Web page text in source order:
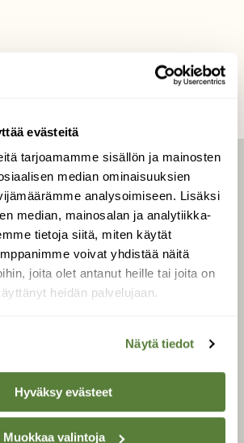
evästeitä
tarjoamamme sisällön ja mainosten
median ominaisuuksien
analysoimiseen. Lisäksi
median, mainosalan ja analytiikka-
tietoja siitä, miten käytät
voivat yhdistää näitä
joita olet antanut heille tai joita on
heidän palvelujaan.
Näytä tiedot
Hyväksy evästeet
Muokkaa valintoja
LEHTI
Uusin lehti
Tilaa Suomen Luonto
Tilaa digilukuoikeus
Äänestä parasta juttua
Tilaa uutiskirje
SUOJELU­LIITTO
Suomen Luonto -lehden